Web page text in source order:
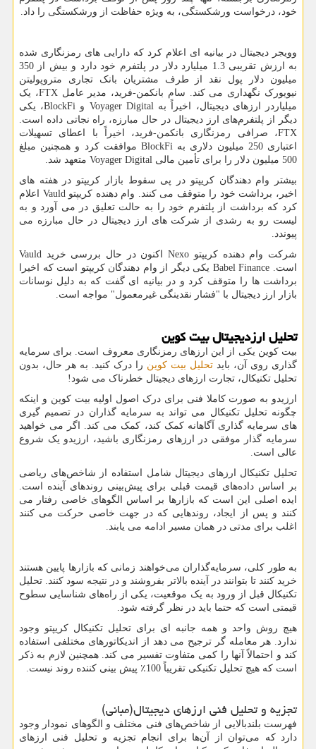
خود، درخواست ورشکستگی، به ویژه حفاظت از ورشکستگی را داد.
وویجر دیجیتال در بیانیه ای اعلام کرد که دارایی های رمزنگاری شده
به ارزش تقریبی 1.3 میلیارد دلار در پلتفرم خود دارد و بیش از 350
میلیون دلار پول نقد از طرف مشتریان بانک تجاری متروپولیتن
نیویورک نگهداری می کند. سام بانکمن-فرید، مدیر عاملFTX، یک
میلیاردر ارزهای دیجیتال، اخیراً بهVoyager Digital و BlockFi، یکی
دیگر از پلتفرم‌های ارز دیجیتال در حال مبارزه، راه نجاتی داده است.
FTX، صرافی رمزنگاری بانکمن-فرید، اخیراً با اعطای تسهیلات
اعتباری 250 میلیون دلاری به
BlockFi موافقت کرد و همچنین مبلغ
500 میلیون دلار را برای تأمین مالی
Voyager Digital متعهد شد.
بیشتر وام دهندگان کریپتو در پی سقوط بازار کریپتو در هفته های
اخیر، برداشت خود را متوقف می کنند. وام دهنده کریپتوVauld اعلام
کرد که برداشت از پلتفرم خود را به حالت تعلیق در می آورد و به
لیست رو به رشدی از شرکت های ارز دیجیتال در حال مبارزه می
پیوندد.
شرکت وام دهنده کریپتو Nexoاکنون در حال بررسی خرید Vauld
است. Babel Finance یکی دیگر از وام دهندگان کریپتو است که اخیرا
برداشت ها را متوقف کرد و در بیانیه ای گفت که به دلیل نوسانات
بازار ارز دیجیتال با "فشار نقدینگی غیرمعمول" مواجه است.
تحلیل ارزدیجیتال بیت کوین
بیت کوین یکی از این ارزهای رمزنگاری معروف است. برای سرمایه
گذاری روی آن، باید تحلیل بیت کوین را درک کنید. به هر حال، بدون
تحلیل تکنیکال، تجارت ارزهای دیجیتال خطرناک می شود!
ارزیدو به صورت کاملا فنی برای درک اصول اولیه بیت کوین و اینکه
چگونه تحلیل تکنیکال می تواند به سرمایه گذاران در تصمیم گیری
های سرمایه گذاری آگاهانه کمک کند، کمک می کند. اگر می خواهید
سرمایه گذار موفقی در ارزهای رمزنگاری باشید، ارزیدو یک شروع
عالی است.
تحلیل تکنیکال ارزهای دیجیتال شامل استفاده از شاخص‌های ریاضی
بر اساس داده‌های قیمت قبلی برای پیش‌بینی روندهای آینده است.
ایده اصلی این است که بازارها بر اساس الگوهای خاصی رفتار می
کنند و پس از ایجاد، روندهایی که در جهت خاصی حرکت می کنند
اغلب برای مدتی در همان مسیر ادامه می یابند.
به طور کلی، سرمایه‌گذاران می‌خواهند زمانی که بازارها پایین هستند
خرید کنند تا بتوانند در آینده بالاتر بفروشند و در نتیجه سود کنند. تحلیل
تکنیکال قبل از ورود به یک موقعیت، یکی از راه‌های شناسایی سطوح
قیمتی است که حتما باید در نظر گرفته شود.
هیچ روش واحد و همه جانبه ای برای تحلیل تکنیکال کریپتو وجود
ندارد. هر معامله گر ترجیح می دهد از اندیکاتورهای مختلفی استفاده
کند و احتمالاً آنها را کمی متفاوت تفسیر می کند. همچنین لازم به ذکر
است که هیچ تحلیل تکنیکی تقریباً 100٪ پیش بینی کننده روند نیست.
تجزیه و تحلیل فنی ارزهای دیجیتال(مبانی)
فهرست بلندبالایی از شاخص‌های فنی مختلف و الگوهای نمودار وجود
دارد که می‌توان از آن‌ها برای انجام تجزیه و تحلیل فنی ارزهای